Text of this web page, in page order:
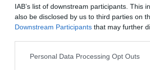
IAB’s list of downstream participants. This
also be disclosed by us to third parties on
Downstream Participants that may further
Please note that this website/app uses one
Personal Data Processing Opt Outs
Τεχνητή Νοημοσύνη
δεν είναι απλώς μια
νέα τεχνολογία, είναι
μια νέα βιομηχανική
επανάσταση»
31.07.2026
για τη χρηματοδότηση